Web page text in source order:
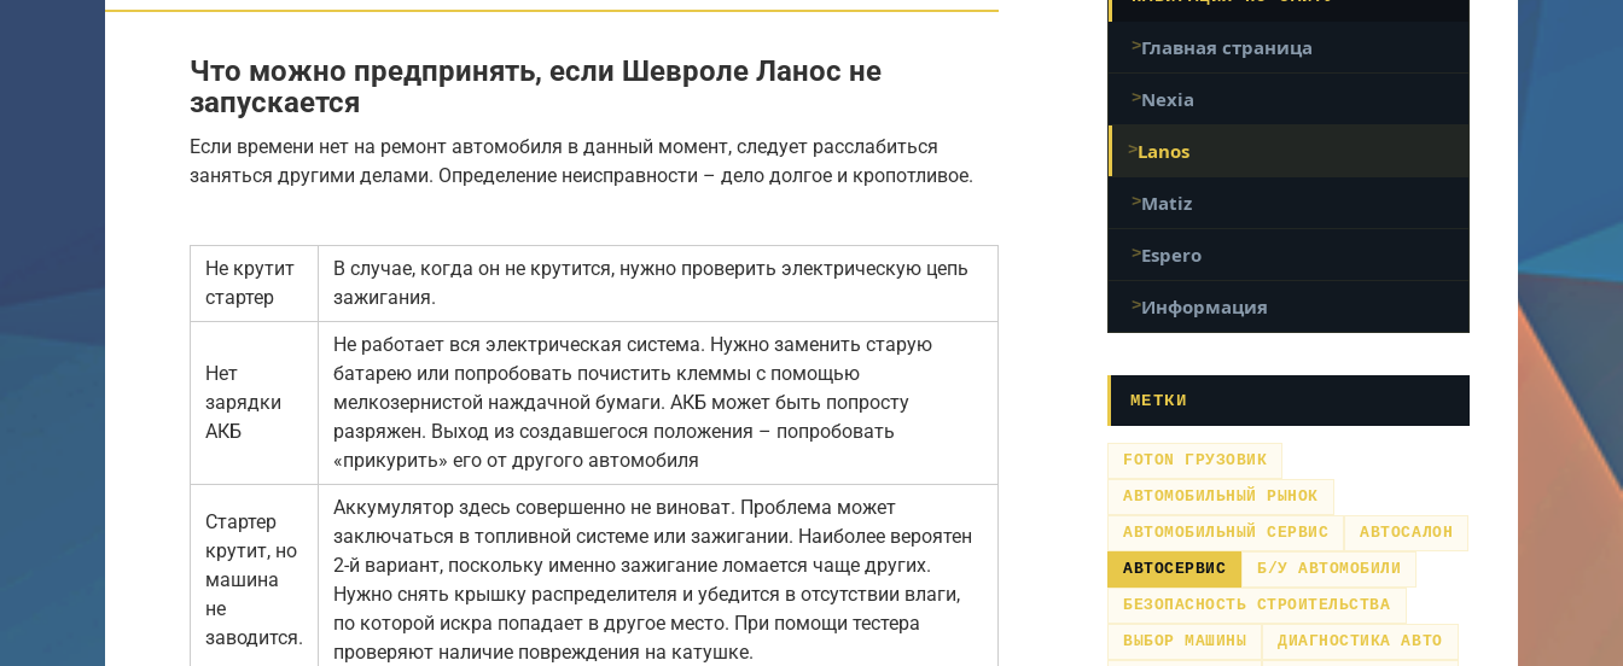
Что можно предпринять, если Шевроле Ланос не
запускается
Если времени нет на ремонт автомобиля в данный момент, следует расслабиться
заняться другими делами. Определение неисправности – дело долгое и кропотливое.
Не крутит
стартер
В случае, когда он не крутится, нужно проверить электрическую цепь
зажигания.
Нет
зарядки
АКБ
Не работает вся электрическая система. Нужно заменить старую
батарею или попробовать почистить клеммы с помощью
мелкозернистой наждачной бумаги. АКБ может быть попросту
разряжен. Выход из создавшегося положения – попробовать
«прикурить» его от другого автомобиля
Стартер
крутит, но
машина
не
заводится.
Аккумулятор здесь совершенно не виноват. Проблема может
заключаться в топливной системе или зажигании. Наиболее вероятен
2-й вариант, поскольку именно зажигание ломается чаще других.
Нужно снять крышку распределителя и убедится в отсутствии влаги,
по которой искра попадает в другое место. При помощи тестера
проверяют наличие повреждения на катушке.
Главная страница
Nexia
Lanos
Matiz
Espero
Информация
МЕТКИ
FOTON ГРУЗОВИК
АВТОМОБИЛЬНЫЙ РЫНОК
АВТОМОБИЛЬНЫЙ СЕРВИС
АВТОСАЛОН
АВТОСЕРВИС
Б/У АВТОМОБИЛИ
БЕЗОПАСНОСТЬ СТРОИТЕЛЬСТВА
ВЫБОР МАШИНЫ
ДИАГНОСТИКА АВТО